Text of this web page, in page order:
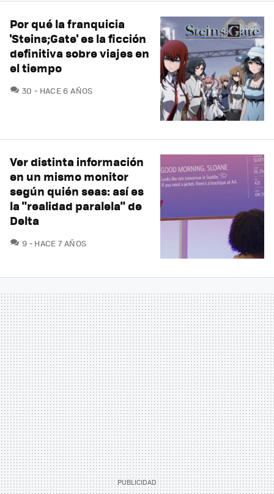
Por qué la franquicia
'Steins;Gate' es la ficción
definitiva sobre viajes en
el tiempo
30 COMENTARIOS
HACE 6 AÑOS
Ver distinta información
en un mismo monitor
según quién seas: así es
la "realidad paralela" de
Delta
9 COMENTARIOS
HACE 7 AÑOS